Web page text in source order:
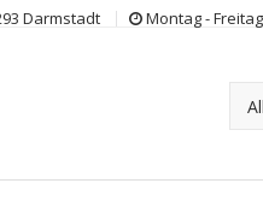
Darmstadt Montag -